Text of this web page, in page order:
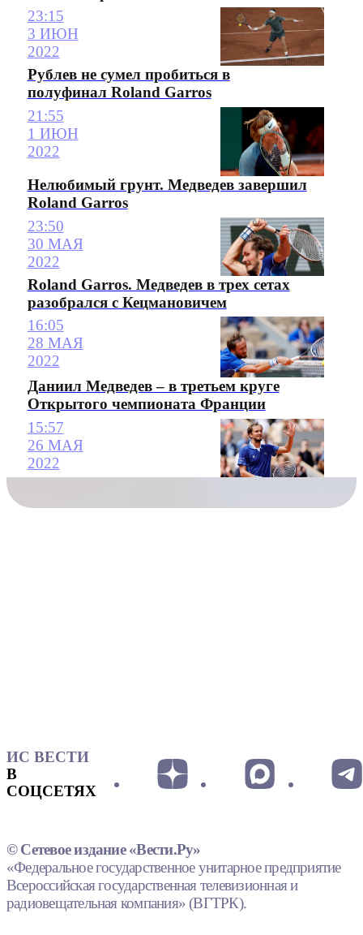
23:15
3 ИЮН
2022
Рублев не сумел пробиться в
полуфинал Roland Garros
21:55
1 ИЮН
2022
Нелюбимый грунт. Медведев завершил
Roland Garros
23:50
30 МАЯ
2022
Roland Garros. Медведев в трех сетах
разобрался с Кецмановичем
16:05
28 МАЯ
2022
Даниил Медведев – в третьем круге
Открытого чемпионата Франции
15:57
26 МАЯ
2022
ИС ВЕСТИ
В
СОЦСЕТЯХ
© Сетевое издание «Вести.Ру»
«Федеральное государственное унитарное предприятие
Всероссийская государственная телевизионная и
радиовещательная компания» (ВГТРК).